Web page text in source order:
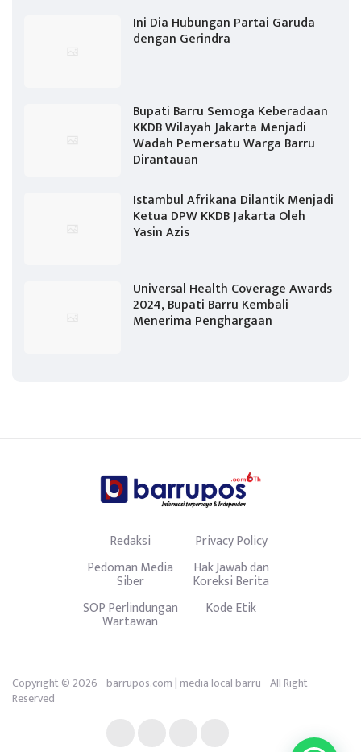
Ini Dia Hubungan Partai Garuda
dengan Gerindra
Bupati Barru Semoga Keberadaan
KKDB Wilayah Jakarta Menjadi
Wadah Pemersatu Warga Barru
Dirantauan
Istambul Afrikana Dilantik Menjadi
Ketua DPW KKDB Jakarta Oleh
Yasin Azis
Universal Health Coverage Awards
2024, Bupati Barru Kembali
Menerima Penghargaan
Redaksi
Privacy Policy
Pedoman Media
Siber
Hak Jawab dan
Koreksi Berita
SOP Perlindungan
Wartawan
Kode Etik
Copyright © 2026 -barrupos.com | media local barru- All Right
Reserved